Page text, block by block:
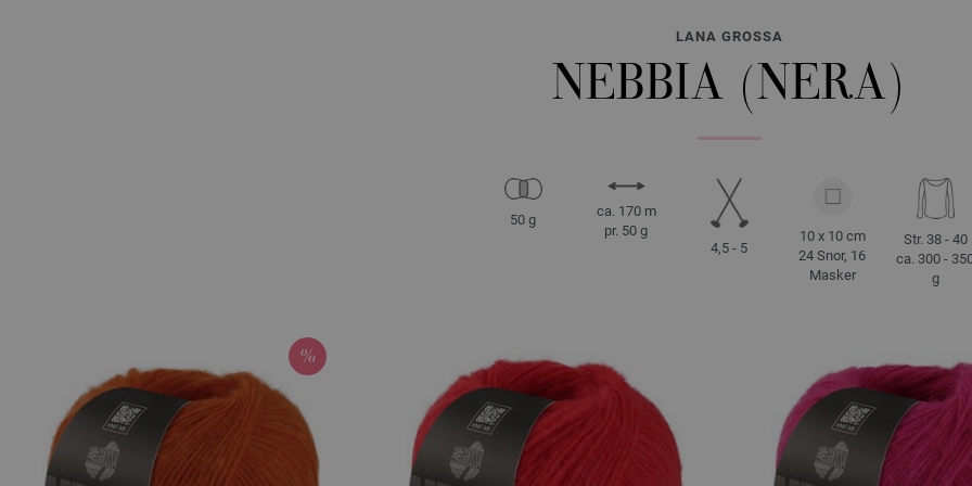
LANA GROSSA
NEBBIA (NERA)
50 g
ca. 170 m
pr. 50 g
4,5 - 5
10 x 10 cm
24 Snor, 16
Masker
Str. 38 - 40
ca. 300 -
g